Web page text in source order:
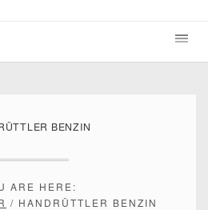
BENZIN
ARE HERE:
/ HANDRÜTTLER BENZIN